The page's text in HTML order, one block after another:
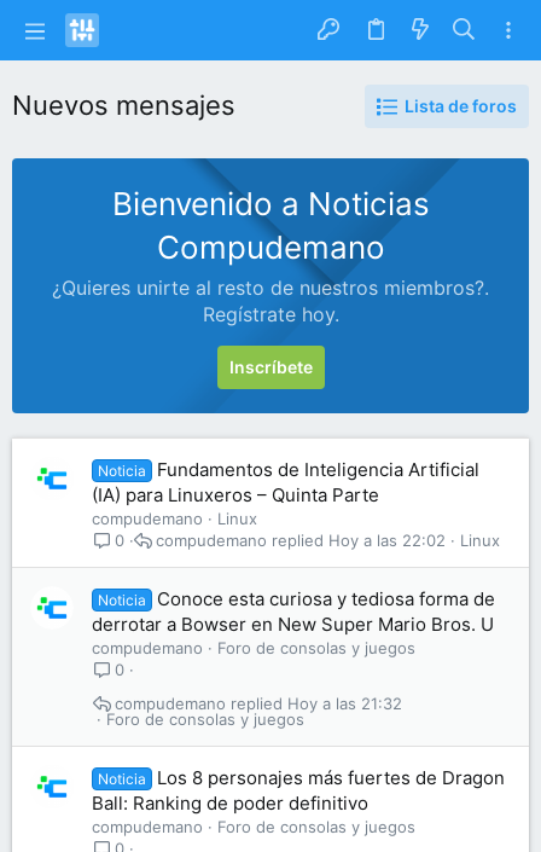
Nuevos mensajes Lista de foros
Bienvenido a Noticias
Compudemano
¿Quieres unirte al resto de nuestros miembros?.
Regístrate hoy.
Inscríbete
Noticia
Fundamentos de Inteligencia Artificial
(IA) para Linuxeros – Quinta Parte
compudemano
Linux
0
Linux
Hoy a las 22:02
compudemano
Noticia
Conoce esta curiosa y tediosa forma de
derrotar a Bowser en New Super Mario Bros. U
compudemano
Foro de consolas y juegos
0
Foro de consolas y juegos
Hoy a las 21:32
compudemano
Noticia
Los 8 personajes más fuertes de Dragon
Ball: Ranking de poder definitivo
compudemano
Foro de consolas y juegos